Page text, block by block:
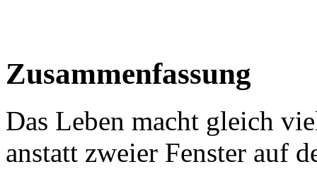
Zusammenfassung
Das Leben macht gleich
anstatt zweier Fenster auf